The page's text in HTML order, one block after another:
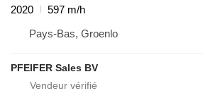
2020
597 m/h
Pays-Bas, Groenlo
PFEIFER Sales BV